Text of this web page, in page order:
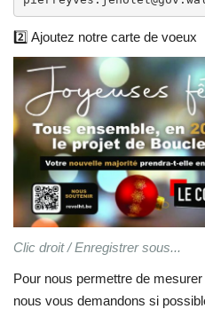
2️⃣ Ajoutez notre carte de voeux
Clic droit / Enregistrer sous...
Pour nous permettre de
nous vous demandons si